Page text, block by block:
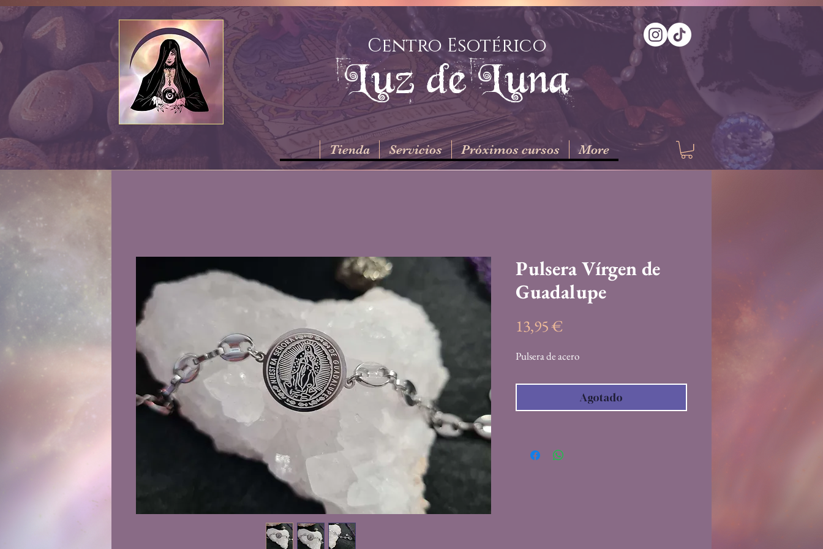
Centro Esotérico
Luz de Luna
Tienda Servicios Próximos cursos More
Pulsera Vírgen de
Guadalupe
13,95 €
Pulsera de acero
Agotado